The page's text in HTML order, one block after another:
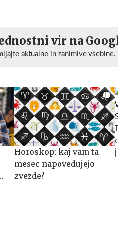
vir na
aktualne in zanimive vsebine.
Horoskop: kaj vam ta
mesec napovedujejo
zvezde?